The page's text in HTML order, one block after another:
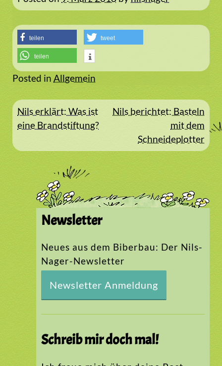
teilen tweet
teilen
Posted in Allgemein
Beitragsnavigation
Nils erklärt: Was ist
eine Brandstiftung?
Nils berichtet: Basteln
mit dem
Schneideplotter
Newsletter
Neues aus dem Biberbau: Der Nils-
Nager-Newsletter
Newsletter Anmeldung
Schreib mir doch mal!